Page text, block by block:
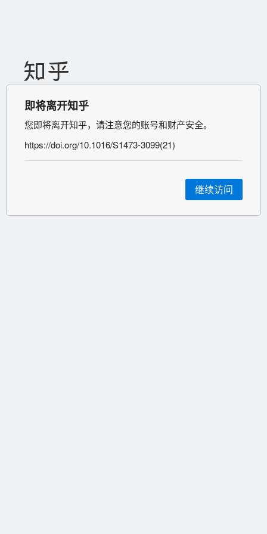
即将离开知乎
您即将离开知乎，请注意您的账号和财产安全。
https://doi.org/10.1016/S1473-3099(21)
继续访问